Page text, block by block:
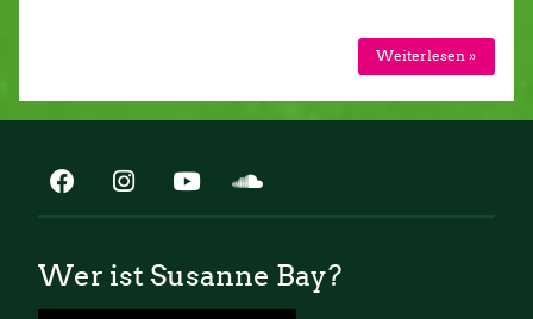
Weiterlesen »
Wer ist Susanne Bay?